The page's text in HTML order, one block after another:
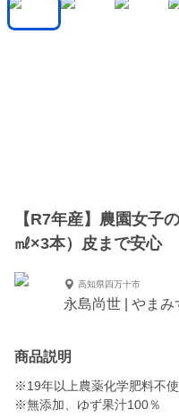
【R7年産】農園女
㎖×3本）皮まで安心
高知県四万十市
永島尚世 | やまみ
商品説明
※19年以上農薬化学肥料不
※無添加、ゆず果汁100％